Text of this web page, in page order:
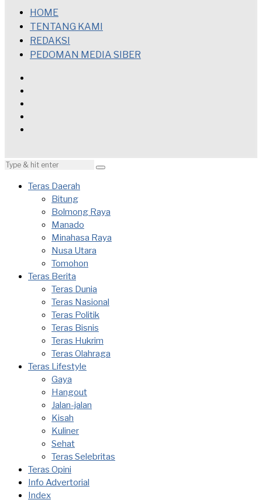
HOME
TENTANG KAMI
REDAKSI
PEDOMAN MEDIA SIBER
Teras Daerah
Bitung
Bolmong Raya
Manado
Minahasa Raya
Nusa Utara
Tomohon
Teras Berita
Teras Dunia
Teras Nasional
Teras Politik
Teras Bisnis
Teras Hukrim
Teras Olahraga
Teras Lifestyle
Gaya
Hangout
Jalan-jalan
Kisah
Kuliner
Sehat
Teras Selebritas
Teras Opini
Info Advertorial
Index